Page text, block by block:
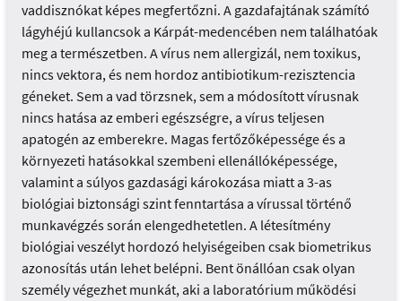
vaddisznókat képes megfertőzni. A gazdafajtának számító
lágyhéjú kullancsok a Kárpát-medencében nem találhatóak
meg a természetben. A vírus nem allergizál, nem toxikus,
nincs vektora, és nem hordoz antibiotikum-rezisztencia
géneket. Sem a vad törzsnek, sem a módosított vírusnak
nincs hatása az emberi egészségre, a vírus teljesen
apatogén az emberekre. Magas fertőzőképessége és a
környezeti hatásokkal szembeni ellenállóképessége,
valamint a súlyos gazdasági károkozása miatt a 3-as
biológiai biztonsági szint fenntartása a vírussal történő
munkavégzés során elengedhetetlen. A létesítmény
biológiai veszélyt hordozó helyiségeiben csak biometrikus
azonosítás után lehet belépni. Bent önállóan csak olyan
személy végezhet munkát, aki a laboratórium működési